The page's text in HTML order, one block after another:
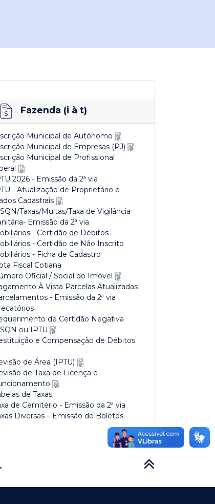
Fazenda (i à t)
Municipal de Autônomo
Municipal de Empresas (PJ)
Municipal de Profissional
2026 - Emissão da 2ª via
- Atualização de Proprietário e
Cadastrais
Taxas/Multas/Taxa de Vigilância
Emissão da 2ª via
- Certidão de Débitos
- Certidão de Não Inscrito
- Ficha de Cadastro
Fiscal Cotiana
Oficial / Social do Imóvel
À Vista Parcelas Atualizadas
- Emissão da 2ª via
de Certidão Negativa
ou IPTU
e Compensação de Débitos
de Área (IPTU)
de Taxa de Licença e
de Taxas
de Cemitério - Emissão da 2ª via
Diversas – Emissão de Boletos